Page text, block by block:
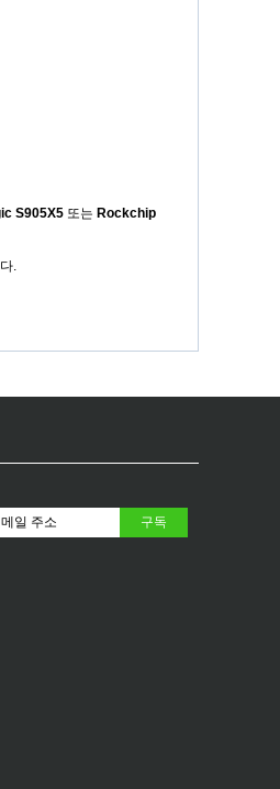
S905X5 또는 Rockchip
.